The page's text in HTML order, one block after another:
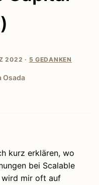
2022 · 5 GEDANKEN
Osada
kurz erklären, wo
bei Scalable
wird mir oft auf